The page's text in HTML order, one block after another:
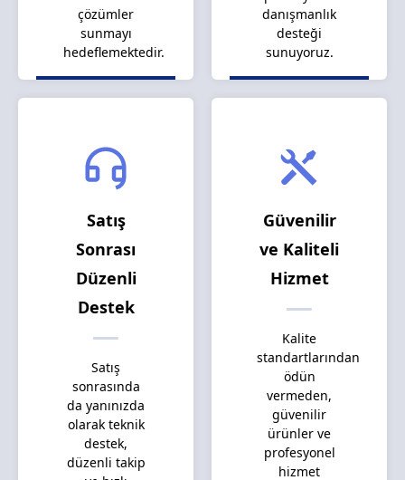
çözümler
sunmayı
hedeflemektedir.
danışmanlık
desteği
sunuyoruz.
Satış
Sonrası
Düzenli
Destek
Satış
sonrasında
da yanınızda
olarak teknik
destek,
düzenli takip
Güvenilir
ve Kaliteli
Hizmet
Kalite
standartlarından
ödün
vermeden,
güvenilir
ürünler ve
profesyonel
hizmet